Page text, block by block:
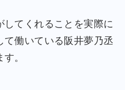
してくれることを実際に
て働いている阪井夢乃丞
。